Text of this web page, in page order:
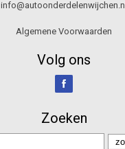
info@autoonderdelenwijchen.nl
Algemene Voorwaarden
Volg ons
Zoeken